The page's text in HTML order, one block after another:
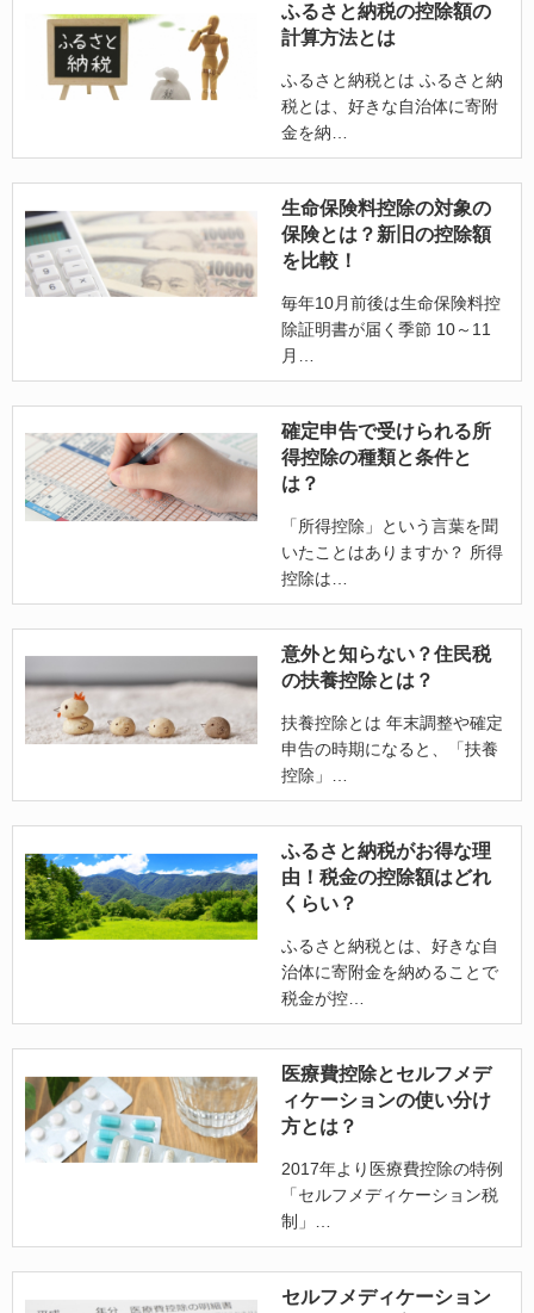
ふるさと納税の控除額の
計算方法とは
ふるさと納税とは ふるさと納
税とは、好きな自治体に寄附
金を納
生命保険料控除の対象の
保険とは？新旧の控除額
を比較！
毎年10月前後は生命保険料控
除証明書が届く季節 10～11
月
確定申告で受けられる所
得控除の種類と条件と
は？
「所得控除」という言葉を聞
いたことはありますか？ 所得
控除は
意外と知らない？住民税
の扶養控除とは？
扶養控除とは 年末調整や確定
申告の時期になると、「扶養
控除」
ふるさと納税がお得な理
由！税金の控除額はどれ
くらい？
ふるさと納税とは、好きな自
治体に寄附金を納めることで
税金が控
医療費控除とセルフメデ
ィケーションの使い分け
方とは？
2017年より医療費控除の特例
「セルフメディケーション税
制」
セルフメディケーション